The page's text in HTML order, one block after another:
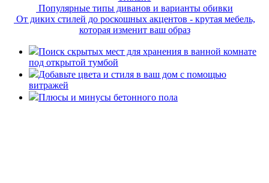
Популярные типы диванов и варианты обивки
От диких стилей до роскошных акцентов - крутая мебель,
которая изменит ваш образ
Поиск скрытых мест для хранения в ванной комнате
под открытой тумбой
Добавьте цвета и стиля в ваш дом с помощью
витражей
Плюсы и минусы бетонного пола